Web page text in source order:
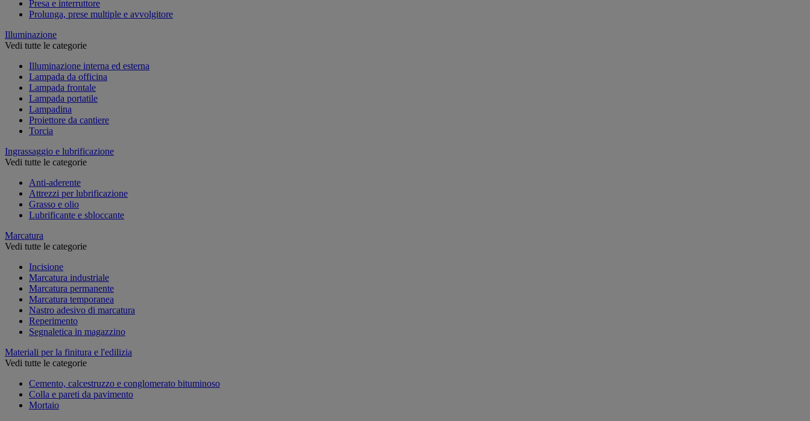
Presa e interruttore
Prolunga, prese multiple e avvolgitore
Illuminazione
Vedi tutte le categorie
Illuminazione interna ed esterna
Lampada da officina
Lampada frontale
Lampada portatile
Lampadina
Proiettore da cantiere
Torcia
Ingrassaggio e lubrificazione
Vedi tutte le categorie
Anti-aderente
Attrezzi per lubrificazione
Grasso e olio
Lubrificante e sbloccante
Marcatura
Vedi tutte le categorie
Incisione
Marcatura industriale
Marcatura permanente
Marcatura temporanea
Nastro adesivo di marcatura
Reperimento
Segnaletica in magazzino
Materiali per la finitura e l'edilizia
Vedi tutte le categorie
Cemento, calcestruzzo e conglomerato bituminoso
Colla e pareti da pavimento
Mortaio